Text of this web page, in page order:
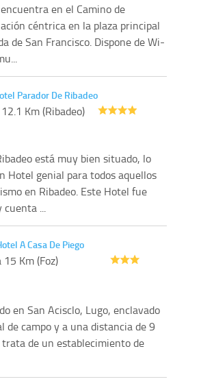
en el Camino de
céntrica en la plaza principal
de San Francisco. Dispone de Wi-
Parador De Ribadeo
Km (Ribadeo)
está muy bien situado, lo
Hotel genial para todos aquellos
en Ribadeo. Este Hotel fue
...
A Casa De Piego
15 Km (Foz)
en San Acisclo, Lugo, enclavado
campo y a una distancia de 9
trata de un establecimiento de